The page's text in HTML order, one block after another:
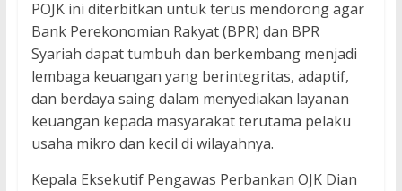
POJK ini diterbitkan untuk terus mendorong agar
Bank Perekonomian Rakyat (BPR) dan BPR
Syariah dapat tumbuh dan berkembang menjadi
lembaga keuangan yang berintegritas, adaptif,
dan berdaya saing dalam menyediakan layanan
keuangan kepada masyarakat terutama pelaku
usaha mikro dan kecil di wilayahnya.
Kepala Eksekutif Pengawas Perbankan OJK Dian